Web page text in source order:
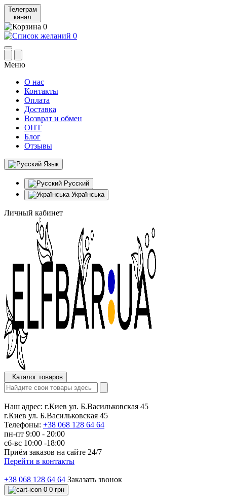
Телеграм
канал
0
0
Меню
О нас
Контакты
Оплата
Доставка
Возврат и обмен
ОПТ
Блог
Отзывы
Язык
Русский
Українська
Личный кабинет
Каталог товаров
Наш адрес: г.Киев ул. Б.Васильковская 45
г.Киев ул. Б.Васильковская 45
Телефоны: +38 068 128 64 64
пн-пт 9:00 - 20:00
сб-вс 10:00 -18:00
Приём заказов на сайте 24/7
Перейти в контакты
+38 068 128 64 64 Заказать звонок
0 0 грн